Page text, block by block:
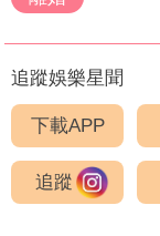
追蹤娛樂星聞
下載APP
追蹤